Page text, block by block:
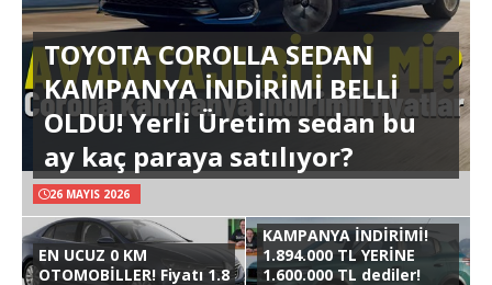
TOYOTA COROLLA SEDAN
KAMPANYA İNDİRİMİ BELLİ
OLDU! Yerli Üretim sedan bu
ay kaç paraya satılıyor?
26 MAYIS 2026
EN UCUZ 0 KM
OTOMOBİLLER! Fiyatı 1.8
KAMPANYA İNDİRİMİ!
1.894.000 TL YERİNE
1.600.000 TL dediler!